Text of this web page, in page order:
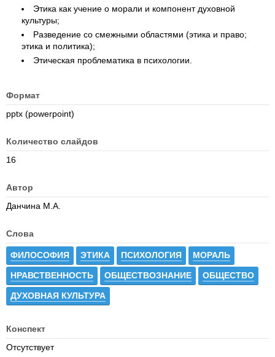
Этика как учение о морали и компонент духовной
культуры;
Разведение со смежными областями (этика и право;
этика и политика);
Этическая проблематика в психологии.
Формат
pptx (powerpoint)
Количество слайдов
16
Автор
Данчина М.А.
Слова
ФИЛОСОФИЯ ЭТИКА ПСИХОЛОГИЯ МОРАЛЬ
НРАВСТВЕННОСТЬ ОБЩЕСТВОЗНАНИЕ ОБЩЕСТВО
ДУХОВНАЯ КУЛЬТУРА
Конспект
Отсутствует